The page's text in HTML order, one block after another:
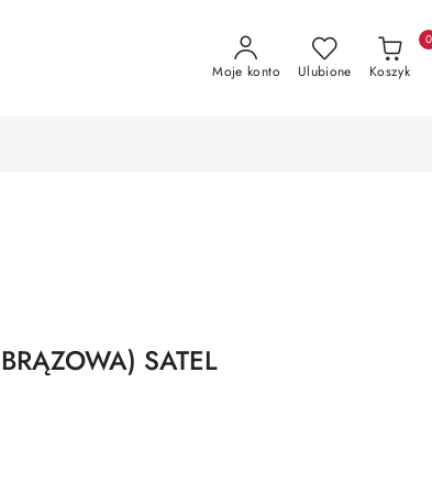
Moje konto Ulubione Koszyk
0
SATEL